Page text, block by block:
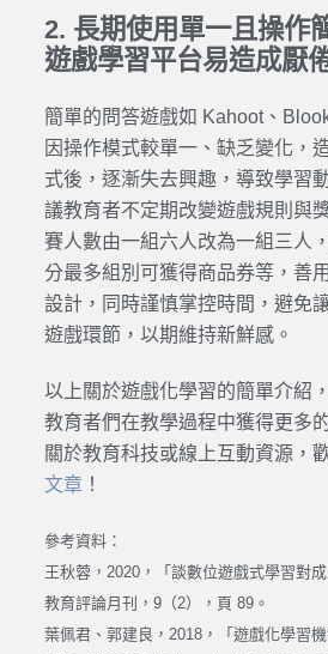
2. 長期使用單一且操作
遊戲學習平台易造成厭
簡單的問答遊戲如 Kahoot、
因操作模式較單一、缺乏變化，
式後，逐漸失去興趣，導致學習
議教育者不定期改變遊戲規則與
賽人數由一組六人改為一組三人
分最多組別可獲得商品券等，善
設計，同時謹慎掌控時間，避免
遊戲環節，以期維持新鮮感。
以上關於遊戲化學習的簡單介紹
教育者們在教學過程中獲得更多
關於教育科技或線上互動資源，
文章！
參考資料：
王秋蓉，2020，「談數位遊戲式學習對
教育評論月刊，9（2），頁 89。
葉佩君、郭建良，2018，「遊戲化學習